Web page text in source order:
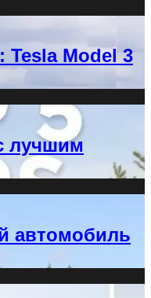
Tesla Model 3
лучшим
автомобиль